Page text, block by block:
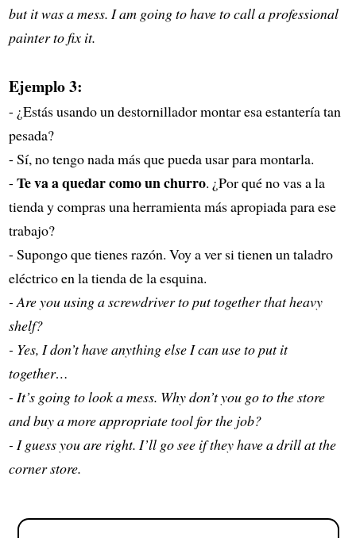
but it was a mess. I am going to have to call a professional
painter to fix it.
Ejemplo 3:
- ¿Estás usando un destornillador montar esa estantería tan
pesada?
- Sí, no tengo nada más que pueda usar para montarla.
- Te va a quedar como un churro. ¿Por qué no vas a la
tienda y compras una herramienta más apropiada para ese
trabajo?
- Supongo que tienes razón. Voy a ver si tienen un taladro
eléctrico en la tienda de la esquina.
- Are you using a screwdriver to put together that heavy
shelf?
- Yes, I don’t have anything else I can use to put it
together…
- It’s going to look a mess. Why don’t you go to the store
and buy a more appropriate tool for the job?
- I guess you are right. I’ll go see if they have a drill at the
corner store.